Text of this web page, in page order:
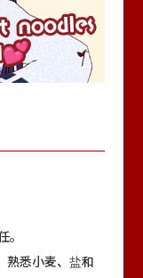
熟悉小麦、盐和